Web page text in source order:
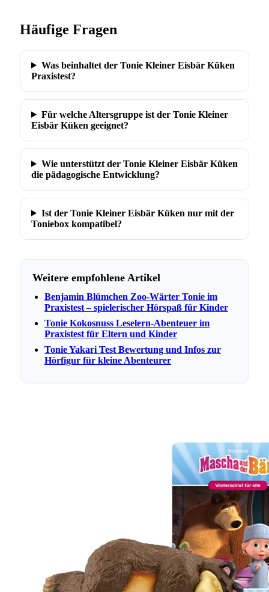
Häufige Fragen
Was beinhaltet der Tonie Kleiner Eisbär Küken
Praxistest?
Für welche Altersgruppe ist der Tonie Kleiner
Eisbär Küken geeignet?
Wie unterstützt der Tonie Kleiner Eisbär Küken
die pädagogische Entwicklung?
Ist der Tonie Kleiner Eisbär Küken nur mit der
Toniebox kompatibel?
Weitere empfohlene Artikel
Benjamin Blümchen Zoo-Wärter Tonie im
Praxistest – spielerischer Hörspaß für Kinder
Tonie Kokosnuss Leselern-Abenteuer im
Praxistest für Eltern und Kinder
Tonie Yakari Test Bewertung und Infos zur
Hörfigur für kleine Abenteurer